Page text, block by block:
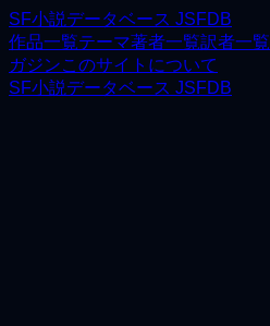
SF小説データベース JSFDB
作品一覧テーマ著者一覧訳者一覧
ガジンこのサイトについて
SF小説データベース JSFDB